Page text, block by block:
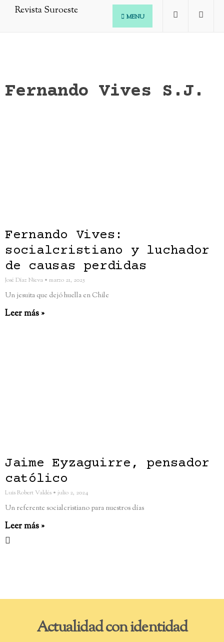
MENU
Fernando Vives S.J.
Fernando Vives:
socialcristiano y luchador
de causas perdidas
José Díaz Nieva marzo 21, 2025
Un jesuita que dejó huella en Chile
Leer más »
Jaime Eyzaguirre, pensador
católico
Luis Robert Valdés julio 2, 2024
Un referente socialcristiano para nuestros días
Leer más »
Actualidad con identidad